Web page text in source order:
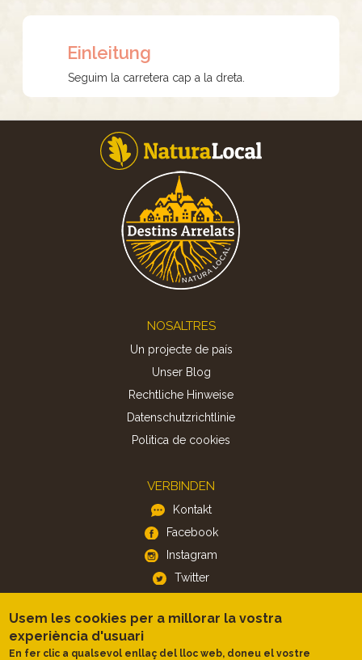
Einleitung
Seguim la carretera cap a la dreta.
NOSALTRES
Un projecte de país
Unser Blog
Rechtliche Hinweise
Datenschutzrichtlinie
Politica de cookies
VERBINDEN
Kontakt
Facebook
Instagram
Twitter
APP
iOS
Usem les cookies per a millorar la vostra
experiència d'usuari
En fer clic a qualsevol enllaç del lloc web, doneu el vostre